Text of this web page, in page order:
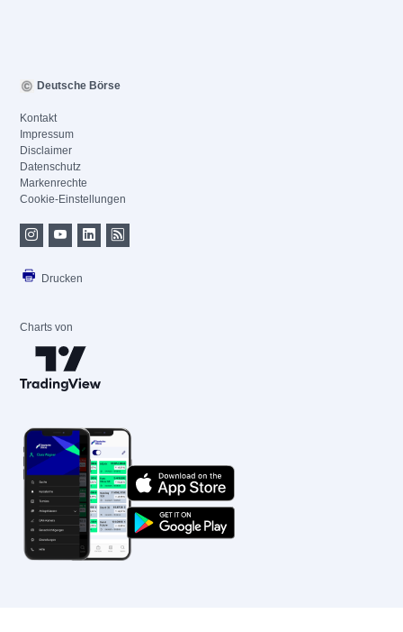
Deutsche Börse
Kontakt
Impressum
Disclaimer
Datenschutz
Markenrechte
Cookie-Einstellungen
Drucken
Charts von